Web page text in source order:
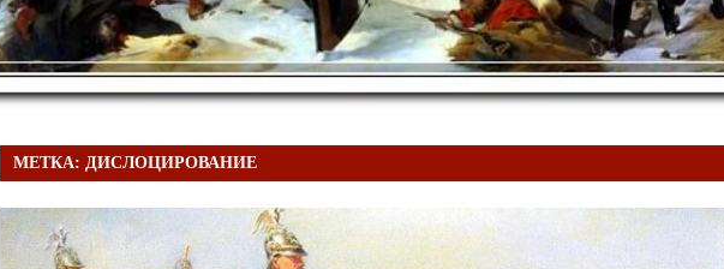
МЕТКА:ДИСЛОЦИРОВАНИЕ